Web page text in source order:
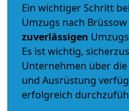
Ein wichtiger Schritt
Umzugs nach
zuverlässigen
Es ist wichtig,
Unternehmen über
und Ausrüstung
erfolgreich